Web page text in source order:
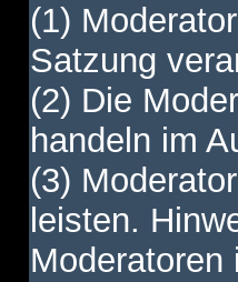
(1)
Satzung
(2) Die
handeln im
(3)
leisten.